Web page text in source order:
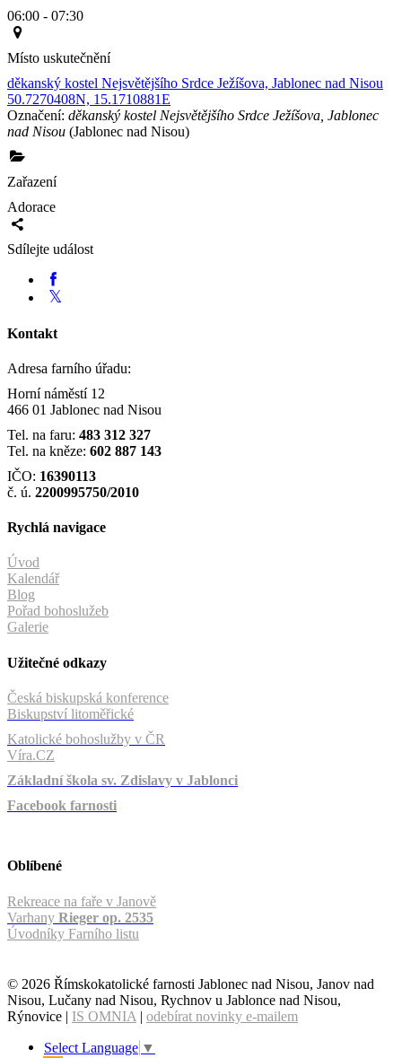
06:00 - 07:30
Místo uskutečnění
děkanský kostel Nejsvětějšího Srdce Ježíšova, Jablonec nad Nisou
50.7270408N, 15.1710881E
Označení: děkanský kostel Nejsvětějšího Srdce Ježíšova, Jablonec
nad Nisou (Jablonec nad Nisou)
Zařazení
Adorace
Sdílejte událost
Kontakt
Adresa farního úřadu:
Horní náměstí 12
466 01 Jablonec nad Nisou
Tel. na faru: 483 312 327
Tel. na kněze: 602 887 143
IČO: 16390113
č. ú. 2200995750/2010
Rychlá navigace
Úvod
Kalendář
Blog
Pořad bohoslužeb
Galerie
Užitečné odkazy
Česká biskupská konference
Biskupství litoměřické
Katolické bohoslužby v ČR
Víra.CZ
Základní škola sv. Zdislavy v Jablonci
Facebook farnosti
Oblíbené
Rekreace na faře v Janově
Varhany Rieger op. 2535
Úvodníky Farního listu
© 2026 Římskokatolické farnosti Jablonec nad Nisou, Janov nad
Nisou, Lučany nad Nisou, Rychnov u Jablonce nad Nisou,
Rýnovice | IS OMNIA | odebírat novinky e-mailem
Select Language ▼